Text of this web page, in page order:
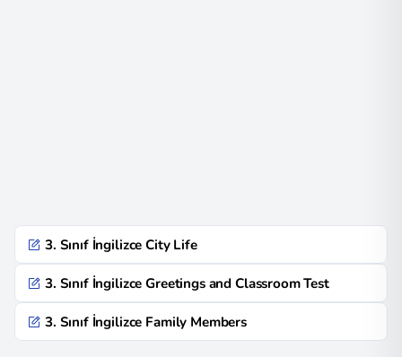
3. Sınıf İngilizce City Life
3. Sınıf İngilizce Greetings and Classroom Test
3. Sınıf İngilizce Family Members